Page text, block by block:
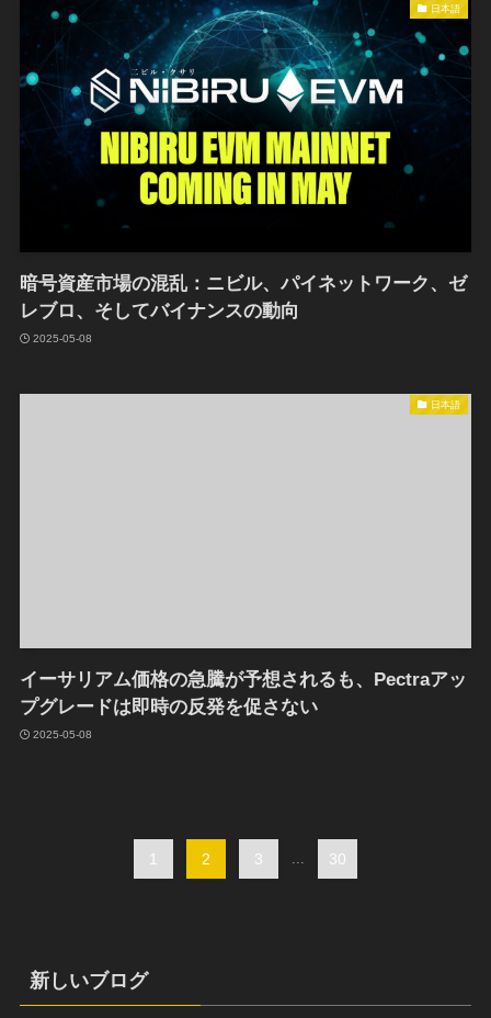
日本語
暗号資産市場の混乱：ニビル、パイネットワーク、ゼ
レブロ、そしてバイナンスの動向
2025-05-08
日本語
イーサリアム価格の急騰が予想されるも、Pectraアッ
プグレードは即時の反発を促さない
2025-05-08
1 2 3 ... 30
新しいブログ